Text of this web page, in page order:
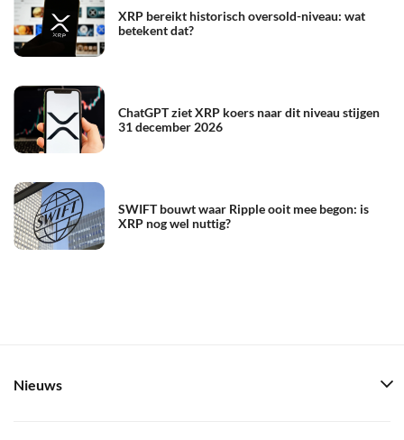
XRP bereikt historisch oversold-niveau: wat
betekent dat?
ChatGPT ziet XRP koers naar dit niveau stijgen
31 december 2026
SWIFT bouwt waar Ripple ooit mee begon: is
XRP nog wel nuttig?
Nieuws